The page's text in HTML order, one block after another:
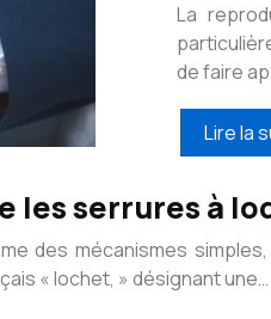
La
de faire
Lire la
serrures à
des mécanismes
« lochet, » désignant une…